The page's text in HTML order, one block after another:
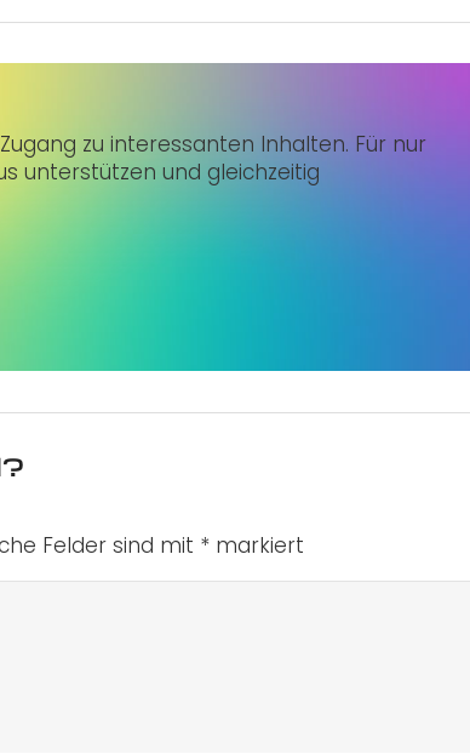
zu interessanten Inhalten. Für nur
unterstützen und gleichzeitig
Felder sind mit * markiert